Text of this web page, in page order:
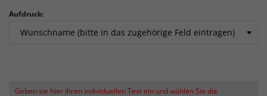
Aufdruck:
Geben sie hier ihren individuellen Text ein und wählen Sie die